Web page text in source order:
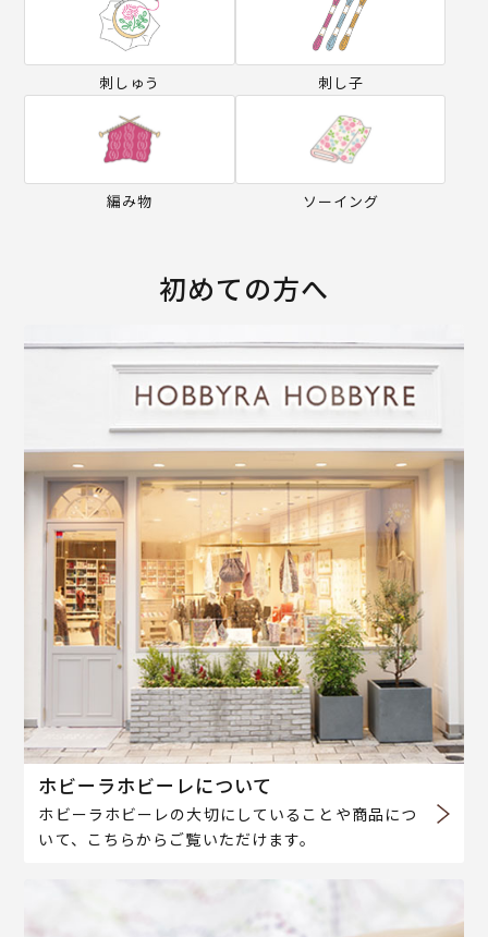
刺しゅう 刺し子
編み物 ソーイング
初めての方へ
ホビーラホビーレについて
ホビーラホビーレの大切にしていることや商品につ
いて、こちらからご覧いただけます。